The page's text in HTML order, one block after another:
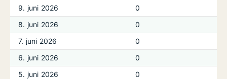
9. juni 2026
0
8. juni 2026
0
7. juni 2026
0
6. juni 2026
0
5. juni 2026
0